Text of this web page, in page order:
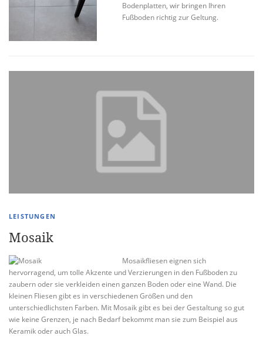
Bodenplatten, wir bringen Ihren
Fußboden richtig zur Geltung.
LEISTUNGEN
Mosaik
Mosaikfliesen eignen sich
hervorragend, um tolle Akzente und Verzierungen in den Fußboden zu
zaubern oder sie verkleiden einen ganzen Boden oder eine Wand. Die
kleinen Fliesen gibt es in verschiedenen Größen und den
unterschiedlichsten Farben. Mit Mosaik gibt es bei der Gestaltung so gut
wie keine Grenzen, je nach Bedarf bekommt man sie zum Beispiel aus
Keramik oder auch Glas.